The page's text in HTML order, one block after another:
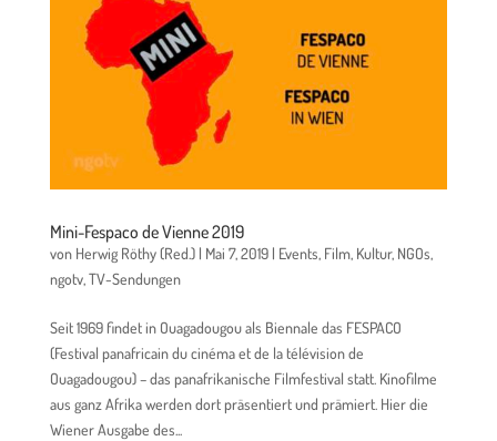
Mini-Fespaco de Vienne 2019
von Herwig Röthy (Red.)| Mai 7, 2019| Events, Film, Kultur, NGOs,
ngotv,TV-Sendungen
Seit 1969 findet in Ouagadougou als Biennale das FESPACO
(Festival panafricain du cinéma et de la télévision de
Ouagadougou) – das panafrikanische Filmfestival statt. Kinofilme
aus ganz Afrika werden dort präsentiert und prämiert. Hier die
Wiener Ausgabe des...